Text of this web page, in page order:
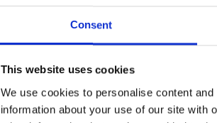
Consent
This website uses cookies
We use cookies to personalise content
information about your use of our site with